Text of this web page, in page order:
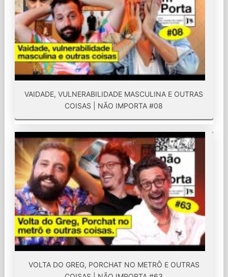
VAIDADE, VULNERABILIDADE MASCULINA E OUTRAS
COISAS | NÃO IMPORTA #08
VOLTA DO GREG, PORCHAT NO METRÔ E OUTRAS